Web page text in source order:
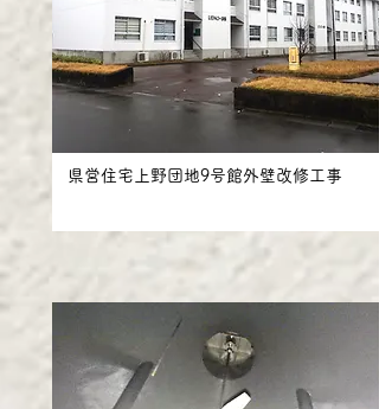
県営住宅上野団地9号館外壁改修工事